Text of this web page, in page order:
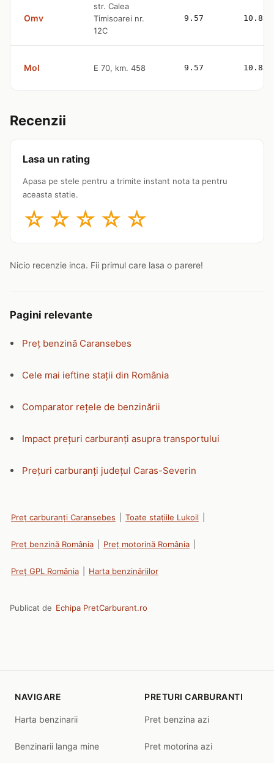
Omv
str. Calea
Timisoarei nr.
12C
9.57 10.83
Mol E 70, km. 458 9.57 10.83
Recenzii
Lasa un rating
Apasa pe stele pentru a trimite instant nota ta pentru
aceasta statie.
☆ ☆ ☆ ☆ ☆
Nicio recenzie inca. Fii primul care lasa o parere!
Pagini relevante
Preț benzină Caransebes
Cele mai ieftine stații din România
Comparator rețele de benzinării
Impact prețuri carburanți asupra transportului
Prețuri carburanți județul Caras-Severin
Preț carburanți Caransebes Toate stațiile Lukoil
Preț benzină România Preț motorină România
Preț GPL România Harta benzinăriilor
Publicat de Echipa PretCarburant.ro
NAVIGARE
Harta benzinarii
Benzinarii langa mine
PRETURI CARBURANTI
Pret benzina azi
Pret motorina azi